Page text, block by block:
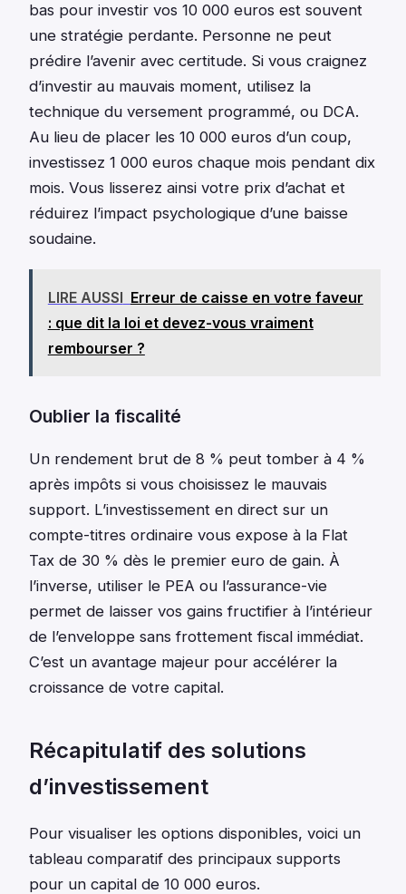
bas pour investir vos 10 000 euros est souvent
une stratégie perdante. Personne ne peut
prédire l’avenir avec certitude. Si vous craignez
d’investir au mauvais moment, utilisez la
technique du versement programmé, ou DCA.
Au lieu de placer les 10 000 euros d’un coup,
investissez 1 000 euros chaque mois pendant dix
mois. Vous lisserez ainsi votre prix d’achat et
réduirez l’impact psychologique d’une baisse
soudaine.
LIRE AUSSI Erreur de caisse en votre faveur
: que dit la loi et devez-vous vraiment
rembourser ?
Oublier la fiscalité
Un rendement brut de 8 % peut tomber à 4 %
après impôts si vous choisissez le mauvais
support. L’investissement en direct sur un
compte-titres ordinaire vous expose à la Flat
Tax de 30 % dès le premier euro de gain. À
l’inverse, utiliser le PEA ou l’assurance-vie
permet de laisser vos gains fructifier à l’intérieur
de l’enveloppe sans frottement fiscal immédiat.
C’est un avantage majeur pour accélérer la
croissance de votre capital.
Récapitulatif des solutions
d’investissement
Pour visualiser les options disponibles, voici un
tableau comparatif des principaux supports
pour un capital de 10 000 euros.